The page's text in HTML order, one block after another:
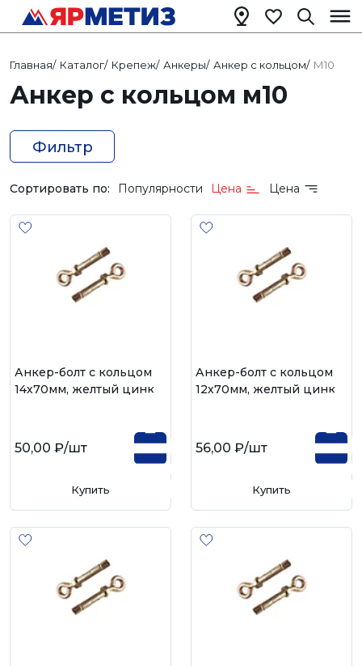
Главная/ Каталог/ Крепеж/ Анкеры/ Анкер с кольцом/ М10
Анкер с кольцом м10
Фильтр
Сортировать по: Популярности Цена Цена
Анкер-болт с кольцом
14х70мм, желтый цинк
50,00 ₽/шт
Купить
Анкер-болт с кольцом
12х70мм, желтый цинк
56,00 ₽/шт
Купить